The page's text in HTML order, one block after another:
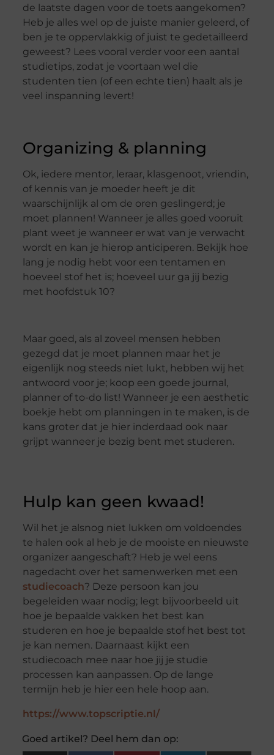
de laatste dagen voor de toets aangekomen?
Heb je alles wel op de juiste manier geleerd, of
ben je te oppervlakkig of juist te gedetailleerd
geweest? Lees vooral verder voor een aantal
studietips, zodat je voortaan wel die
studenten tien (of een echte tien) haalt als je
veel inspanning levert!
Organizing & planning
Ok, iedere mentor, leraar, klasgenoot, vriendin,
of kennis van je moeder heeft je dit
waarschijnlijk al om de oren geslingerd; je
moet plannen! Wanneer je alles goed vooruit
plant weet je wanneer er wat van je verwacht
wordt en kan je hierop anticiperen. Bekijk hoe
lang je nodig hebt voor een tentamen en
hoeveel stof het is; hoeveel uur ga jij bezig
met hoofdstuk 10?
Maar goed, als al zoveel mensen hebben
gezegd dat je moet plannen maar het je
eigenlijk nog steeds niet lukt, hebben wij het
antwoord voor je; koop een goede journal,
planner of to-do list! Wanneer je een aesthetic
boekje hebt om planningen in te maken, is de
kans groter dat je hier inderdaad ook naar
grijpt wanneer je bezig bent met studeren.
Hulp kan geen kwaad!
Wil het je alsnog niet lukken om voldoendes
te halen ook al heb je de mooiste en nieuwste
organizer aangeschaft? Heb je wel eens
nagedacht over het samenwerken met een
studiecoach? Deze persoon kan jou
begeleiden waar nodig; legt bijvoorbeeld uit
hoe je bepaalde vakken het best kan
studeren en hoe je bepaalde stof het best tot
je kan nemen. Daarnaast kijkt een
studiecoach mee naar hoe jij je studie
processen kan aanpassen. Op de lange
termijn heb je hier een hele hoop aan.
https://www.topscriptie.nl/
Goed artikel? Deel hem dan op: